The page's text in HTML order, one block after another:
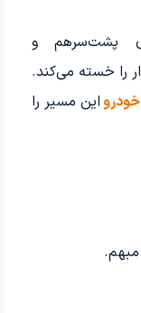
پشت‌سرهم و
را خسته می‌کند.
این مسیر را